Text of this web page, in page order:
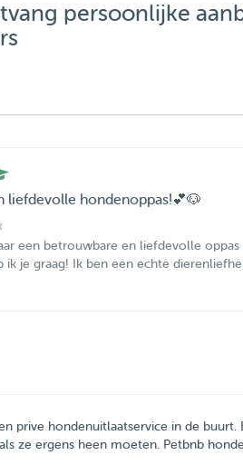
persoonlijke
liefdevolle hondenoppas!💕🐶
een betrouwbare en liefdevolle
ik je graag! Ik ben een echte
prive hondenuitlaatservice in de buurt.
ze ergens heen moeten. Petbnb